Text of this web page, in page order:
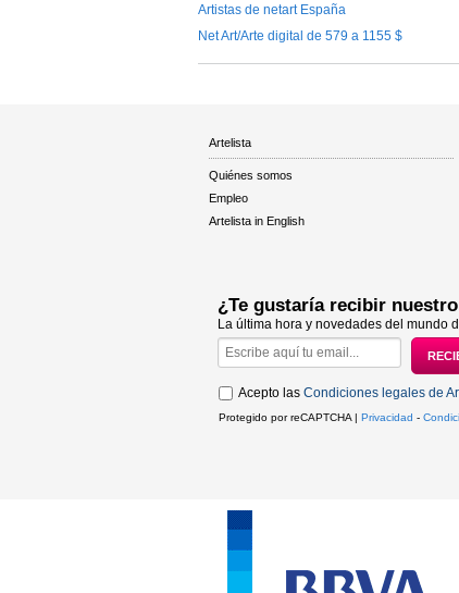
Artistas de netart España
Net Art/Arte digital de 579 a 1155 $
Artelista
Quiénes somos
Empleo
Artelista in English
¿Te gustaría recibir nuestro
La última hora y novedades del mundo
Acepto las Condiciones legales de
Protegido por reCAPTCHA | Privacidad -